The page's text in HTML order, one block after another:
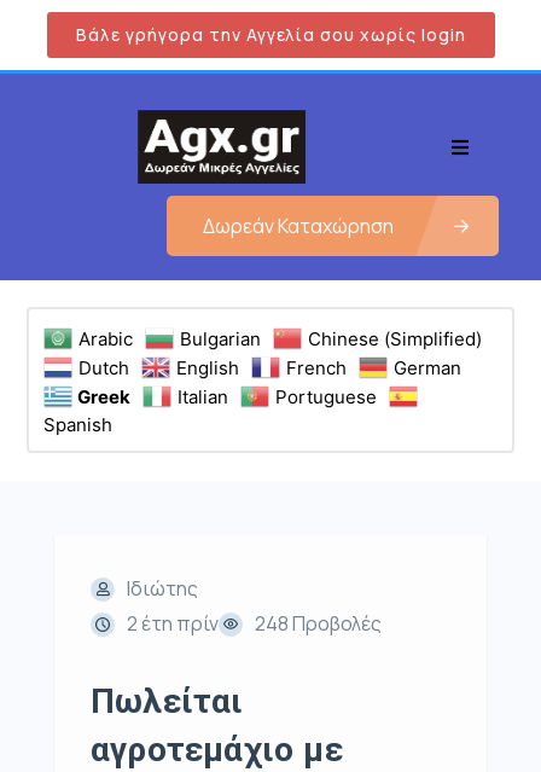
Βάλε γρήγορα την Αγγελία σου χωρίς login
Δωρεάν Καταχώρηση
Arabic Bulgarian
Chinese (Simplified)
Dutch
English French
German
Greek
Italian
Portuguese
Spanish
Ιδιώτης
2 έτη πρίν
248 Προβολές
Πωλείται
αγροτεμάχιο με